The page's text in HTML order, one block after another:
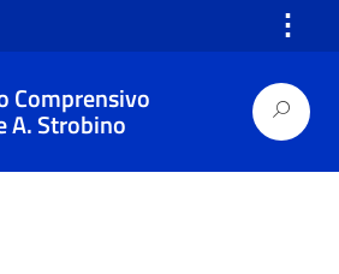
⋮
Comprensivo
A. Strobino